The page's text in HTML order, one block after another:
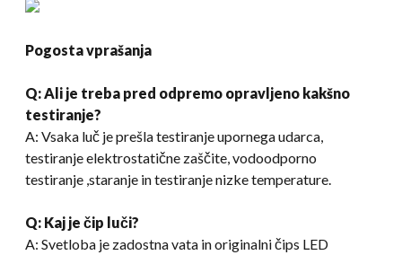
Pogosta vprašanja
Q: Ali je treba pred odpremo opravljeno kakšno
testiranje?
A: Vsaka luč je prešla testiranje upornega udarca,
testiranje elektrostatične zaščite, vodoodporno
testiranje ,staranje in testiranje nizke temperature.
Q: Kaj je čip luči?
A: Svetloba je zadostna vata in originalni čips LED